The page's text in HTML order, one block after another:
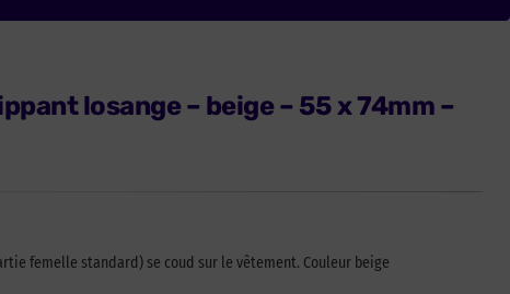
losange – beige – 55 x 74mm –
femelle standard) se coud sur le vêtement. Couleur beige